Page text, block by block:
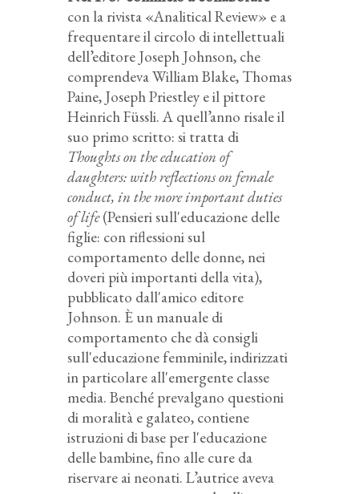
con la rivista «Analitical Review» e a
frequentare il circolo di intellettuali
dell’editore Joseph Johnson, che
comprendeva William Blake, Thomas
Paine, Joseph Priestley e il pittore
Heinrich Füssli. A quell’anno risale il
suo primo scritto: si tratta di
Thoughts on the education of
daughters: with reflections on female
conduct, in the more important duties
of life(Pensieri sull'educazione delle
figlie: con riflessioni sul
comportamento delle donne, nei
doveri più importanti della vita),
pubblicato dall'amico editore
Johnson. È un manuale di
comportamento che dà consigli
sull'educazione femminile, indirizzati
in particolare all'emergente classe
media. Benché prevalgano questioni
di moralità e galateo, contiene
istruzioni di base per l'educazione
delle bambine, fino alle cure da
riservare ai neonati. L’autrice aveva